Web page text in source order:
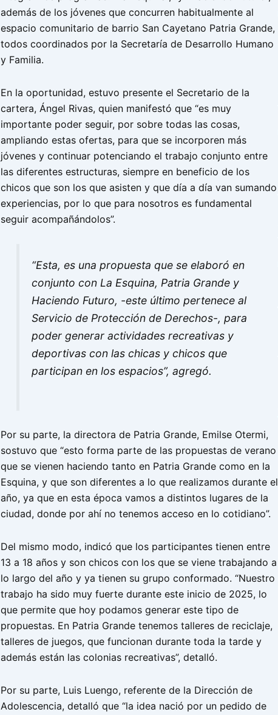
además de los jóvenes que concurren habitualmente al
espacio comunitario de barrio San Cayetano Patria Grande,
todos coordinados por la Secretaría de Desarrollo Humano
y Familia.
En la oportunidad, estuvo presente el Secretario de la
cartera, Ángel Rivas, quien manifestó que “es muy
importante poder seguir, por sobre todas las cosas,
ampliando estas ofertas, para que se incorporen más
jóvenes y continuar potenciando el trabajo conjunto entre
las diferentes estructuras, siempre en beneficio de los
chicos que son los que asisten y que día a día van sumando
experiencias, por lo que para nosotros es fundamental
seguir acompañándolos”.
“Esta, es una propuesta que se elaboró en
conjunto con La Esquina, Patria Grande y
Haciendo Futuro, -este último pertenece al
Servicio de Protección de Derechos-, para
poder generar actividades recreativas y
deportivas con las chicas y chicos que
participan en los espacios”, agregó.
Por su parte, la directora de Patria Grande, Emilse Otermi,
sostuvo que “esto forma parte de las propuestas de verano
que se vienen haciendo tanto en Patria Grande como en la
Esquina, y que son diferentes a lo que realizamos durante el
año, ya que en esta época vamos a distintos lugares de la
ciudad, donde por ahí no tenemos acceso en lo cotidiano”.
Del mismo modo, indicó que los participantes tienen entre
13 a 18 años y son chicos con los que se viene trabajando a
lo largo del año y ya tienen su grupo conformado. “Nuestro
trabajo ha sido muy fuerte durante este inicio de 2025, lo
que permite que hoy podamos generar este tipo de
propuestas. En Patria Grande tenemos talleres de reciclaje,
talleres de juegos, que funcionan durante toda la tarde y
además están las colonias recreativas”, detalló.
Por su parte, Luis Luengo, referente de la Dirección de
Adolescencia, detalló que “la idea nació por un pedido de